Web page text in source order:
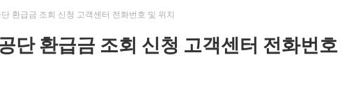
환급금 조회 신청 고객센터 전화번호 및 위치
단 환급금 조회 신청 고객센터 전화번호